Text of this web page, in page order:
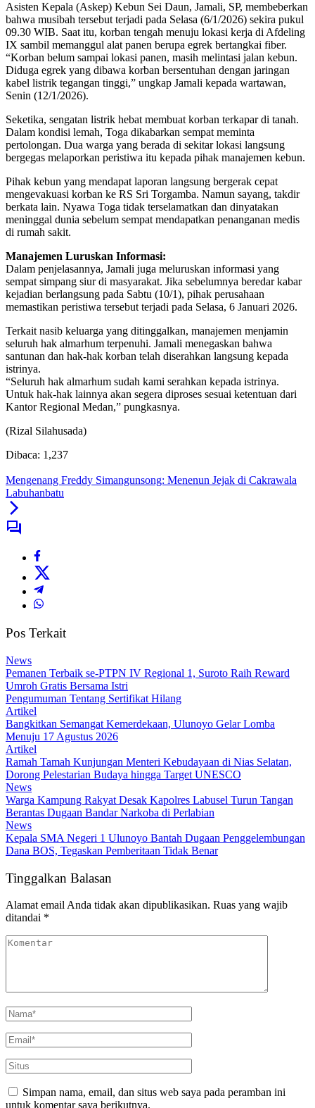
Asisten Kepala (Askep) Kebun Sei Daun, Jamali, SP, membeberkan
bahwa musibah tersebut terjadi pada Selasa (6/1/2026) sekira pukul
09.30 WIB. Saat itu, korban tengah menuju lokasi kerja di Afdeling
IX sambil memanggul alat panen berupa egrek bertangkai fiber.
“Korban belum sampai lokasi panen, masih melintasi jalan kebun.
Diduga egrek yang dibawa korban bersentuhan dengan jaringan
kabel listrik tegangan tinggi,” ungkap Jamali kepada wartawan,
Senin (12/1/2026).
Seketika, sengatan listrik hebat membuat korban terkapar di tanah.
Dalam kondisi lemah, Toga dikabarkan sempat meminta
pertolongan. Dua warga yang berada di sekitar lokasi langsung
bergegas melaporkan peristiwa itu kepada pihak manajemen kebun.
Pihak kebun yang mendapat laporan langsung bergerak cepat
mengevakuasi korban ke RS Sri Torgamba. Namun sayang, takdir
berkata lain. Nyawa Toga tidak terselamatkan dan dinyatakan
meninggal dunia sebelum sempat mendapatkan penanganan medis
di rumah sakit.
Manajemen Luruskan Informasi:
Dalam penjelasannya, Jamali juga meluruskan informasi yang
sempat simpang siur di masyarakat. Jika sebelumnya beredar kabar
kejadian berlangsung pada Sabtu (10/1), pihak perusahaan
memastikan peristiwa tersebut terjadi pada Selasa, 6 Januari 2026.
Terkait nasib keluarga yang ditinggalkan, manajemen menjamin
seluruh hak almarhum terpenuhi. Jamali menegaskan bahwa
santunan dan hak-hak korban telah diserahkan langsung kepada
istrinya.
“Seluruh hak almarhum sudah kami serahkan kepada istrinya.
Untuk hak-hak lainnya akan segera diproses sesuai ketentuan dari
Kantor Regional Medan,” pungkasnya.
(Rizal Silahusada)
Dibaca: 1,237
Mengenang Freddy Simangunsong: Menenun Jejak di Cakrawala
Labuhanbatu
Pos Terkait
News
Pemanen Terbaik se-PTPN IV Regional 1, Suroto Raih Reward
Umroh Gratis Bersama Istri
Pengumuman Tentang Sertifikat Hilang
Artikel
Bangkitkan Semangat Kemerdekaan, Ulunoyo Gelar Lomba
Menuju 17 Agustus 2026
Artikel
Ramah Tamah Kunjungan Menteri Kebudayaan di Nias Selatan,
Dorong Pelestarian Budaya hingga Target UNESCO
News
Warga Kampung Rakyat Desak Kapolres Labusel Turun Tangan
Berantas Dugaan Bandar Narkoba di Perlabian
News
Kepala SMA Negeri 1 Ulunoyo Bantah Dugaan Penggelembungan
Dana BOS, Tegaskan Pemberitaan Tidak Benar
Tinggalkan Balasan
Alamat email Anda tidak akan dipublikasikan. Ruas yang wajib
ditandai *
Simpan nama, email, dan situs web saya pada peramban ini
untuk komentar saya berikutnya.